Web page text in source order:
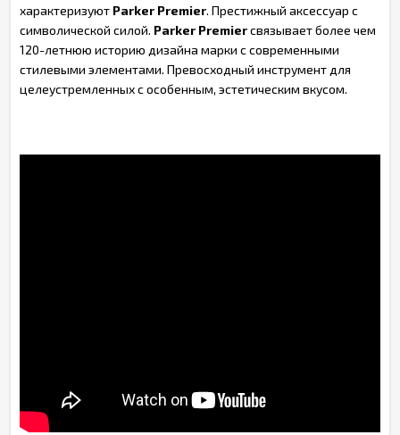
характеризуют Parker Premier. Престижный аксессуар с
символической силой. Parker Premierсвязывает более чем
120-летнюю историю дизайна марки с современными
стилевыми элементами. Превосходный инструмент для
целеустремленных с особенным, эстетическим вкусом.